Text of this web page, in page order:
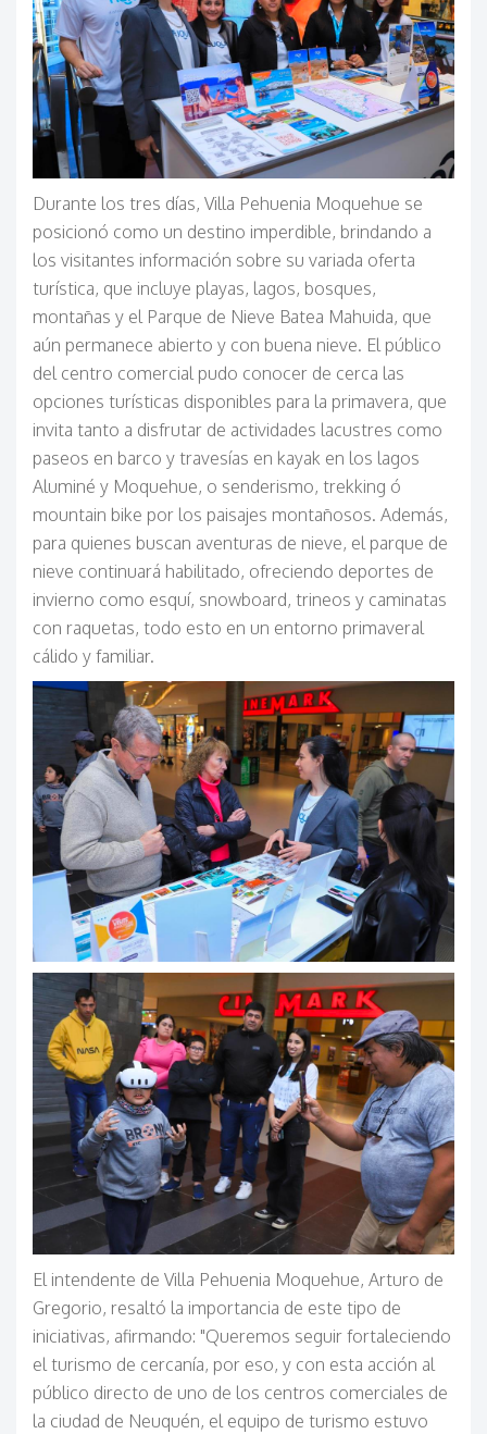
Durante los tres días, Villa Pehuenia Moquehue se
posicionó como un destino imperdible, brindando a
los visitantes información sobre su variada oferta
turística, que incluye playas, lagos, bosques,
montañas y el Parque de Nieve Batea Mahuida, que
aún permanece abierto y con buena nieve. El público
del centro comercial pudo conocer de cerca las
opciones turísticas disponibles para la primavera, que
invita tanto a disfrutar de actividades lacustres como
paseos en barco y travesías en kayak en los lagos
Aluminé y Moquehue, o senderismo, trekking ó
mountain bike por los paisajes montañosos. Además,
para quienes buscan aventuras de nieve, el parque de
nieve continuará habilitado, ofreciendo deportes de
invierno como esquí, snowboard, trineos y caminatas
con raquetas, todo esto en un entorno primaveral
cálido y familiar.
El intendente de Villa Pehuenia Moquehue, Arturo de
Gregorio, resaltó la importancia de este tipo de
iniciativas, afirmando: "Queremos seguir fortaleciendo
el turismo de cercanía, por eso, y con esta acción al
público directo de uno de los centros comerciales de
la ciudad de Neuquén, el equipo de turismo estuvo